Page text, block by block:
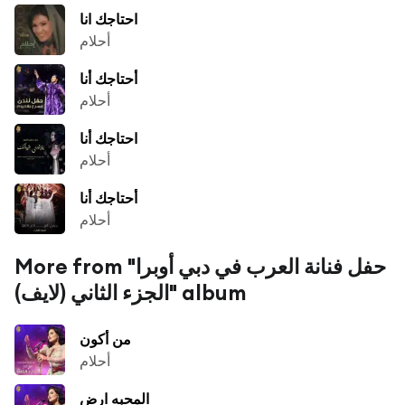
احتاجك انا
أحلام
أحتاجك أنا
أحلام
احتاجك أنا
أحلام
أحتاجك أنا
أحلام
More from "حفل فنانة العرب في دبي أوبرا
الجزء الثاني (لايف)" album
من أكون
أحلام
المحبه ارض